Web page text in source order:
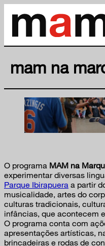
mam na
O programa MAM na
experimentar diversas
Parque Ibirapuera a partir
musicalidade, artes do
culturas tradicionais,
infâncias, que acontecem
O programa conta com
apresentações artísticas,
brincadeiras e rodas de